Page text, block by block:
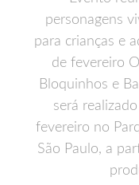
personagens
para crianças e
de fevereiro
Bloquinhos e
será
fevereiro no
São Paulo, a